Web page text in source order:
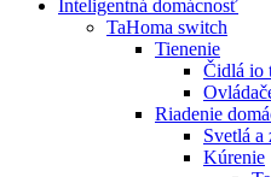
Inteligentná domácnosť
TaHoma switch
Tienenie
Čidlá io
Riadenie
Svetlá a
Kúrenie